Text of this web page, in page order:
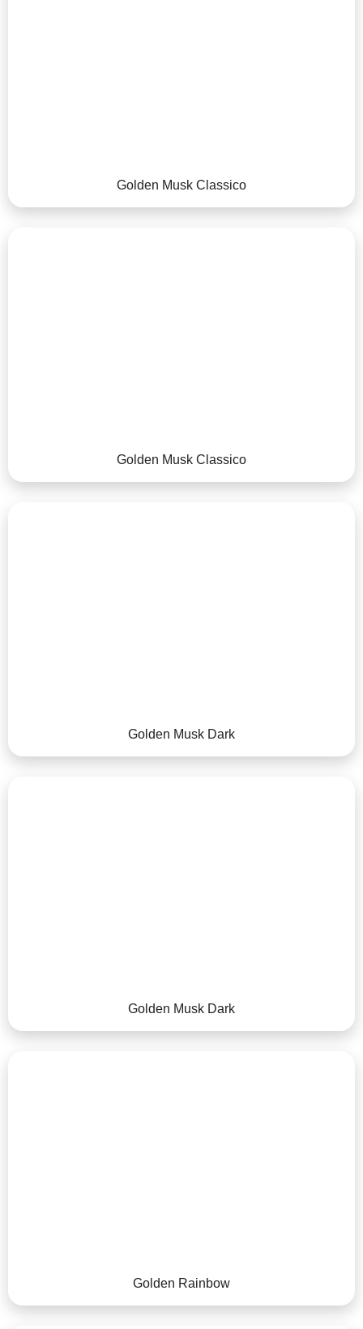
Golden Musk Classico
Golden Musk Classico
Golden Musk Dark
Golden Musk Dark
Golden Rainbow